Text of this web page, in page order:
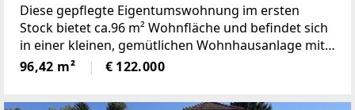
Diese gepflegte Eigentumswohnung im ersten
Stock bietet ca.96 m² Wohnfläche und befindet sich
in einer kleinen, gemütlichen Wohnhausanlage mit
nur zwei Stiegen und jeweils vier Einheiten. Die
überschaubare Größe sorgt für eine angenehme,
96,42 m² € 122.000